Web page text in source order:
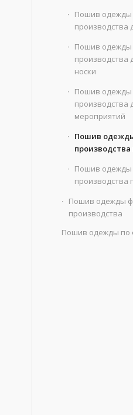
Пошив одежды
производства
Пошив одежды
производства
носки
Пошив одежды
производства
мероприятий
Пошив
производства
Пошив одежды
производства
Пошив одежды
производства
Пошив одежды по